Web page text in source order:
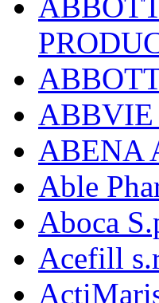
ABBVIE
ABENA
Able
Aboca
Acefill